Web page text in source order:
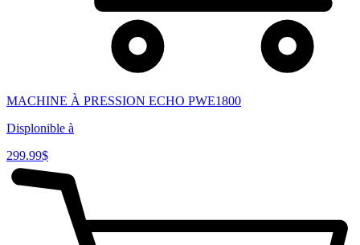
MACHINE À PRESSION ECHO PWE1800
Displonible à
299.99$